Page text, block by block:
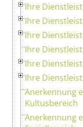
Ihre
Ihre
Ihre
Ihre
Ihre
Ihre
Anerkennung
Kultusbereich
Anerkennung